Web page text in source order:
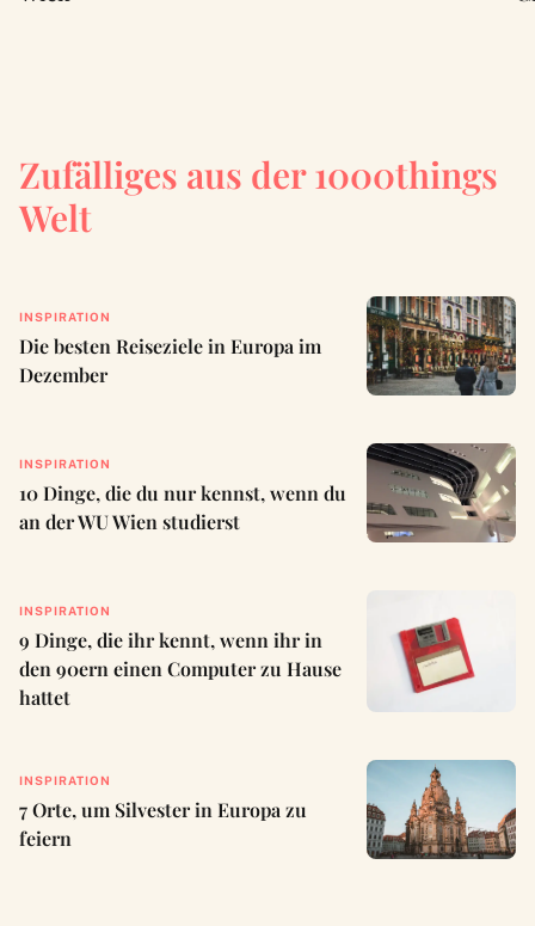
Zufälliges aus der 1000things
Welt
INSPIRATION
Die besten Reiseziele in Europa im
Dezember
INSPIRATION
10 Dinge, die du nur kennst, wenn du
an der WU Wien studierst
INSPIRATION
9 Dinge, die ihr kennt, wenn ihr in
den 90ern einen Computer zu Hause
hattet
INSPIRATION
7 Orte, um Silvester in Europa zu
feiern